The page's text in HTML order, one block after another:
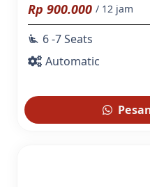
Rp 900.000 / 12 jam
airline_seat_recline_extra 6 -7 Seats
Automatic